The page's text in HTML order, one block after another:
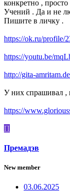
конкретно ,
Учений . Да и не
Пишите в личку .
https://ok.ru/profile/
https://youtu.be/
http://gita-
У них спрашивал ,
https://
П
Премадэв
New member
03.06.2025